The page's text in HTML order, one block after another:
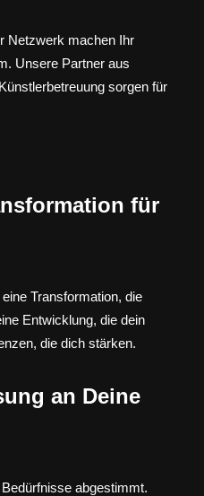
Netzwerk machen Ihr
Unsere Partner aus
sorgen für
für
Transformation, die
Entwicklung, die dein
die dich stärken.
an Deine
abgestimmt.